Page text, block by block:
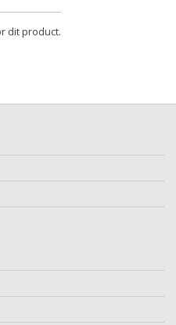
dit product.